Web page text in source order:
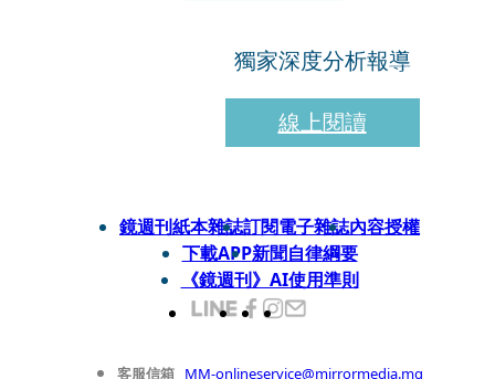
獨家深度分析報導
線上閱讀
鏡週刊紙本雜誌訂閱電子雜誌內容授權
下載APP新聞自律綱要
《鏡週刊》AI使用準則
客服信箱 MM-onlineservice@mirrormedia.mg